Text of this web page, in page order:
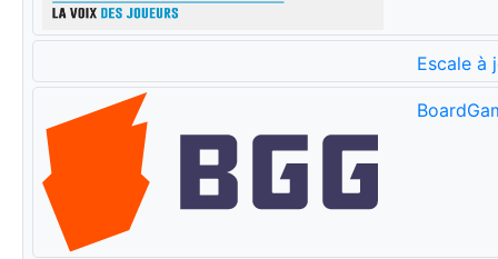
Escale à